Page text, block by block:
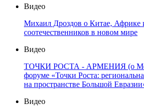
Видео
Михаил Дроздов о Китае, Африке
соотечественников в новом мире
Видео
ТОЧКИ РОСТА - АРМЕНИЯ (о
форуме «Точки Роста:
на пространстве Большой
Видео